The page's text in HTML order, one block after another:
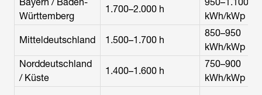
Württemberg
1.700–2.000 h
kWh/kWp
Mitteldeutschland 1.500–1.700 h
850–950
kWh/kWp
Norddeutschland
/ Küste
1.400–1.600 h
750–900
kWh/kWp